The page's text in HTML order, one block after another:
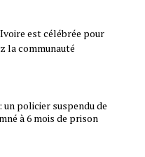
est célébrée pour
la communauté
un policier suspendu de
à 6 mois de prison